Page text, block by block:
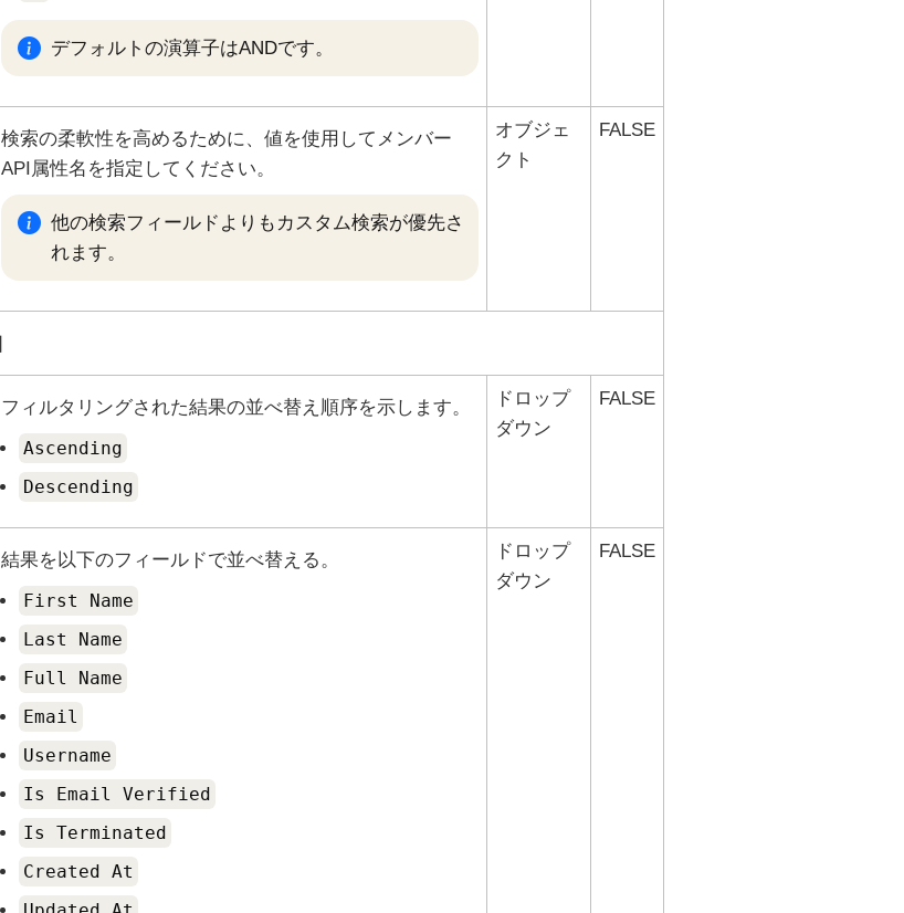
デフォルトの演算子はANDです。
検索の柔軟性を高めるために、値を使用してメンバー
API属性名を指定してください。
他の検索フィールドよりもカスタム検索が優先さ
れます。
オブジェ
クト
FALSE
フィルタリングされた結果の並べ替え順序を示します。
Ascending
Descending
ドロップ
ダウン
FALSE
結果を以下のフィールドで並べ替える。
First Name
Last Name
Full Name
Email
Username
Is Email Verified
Is Terminated
Created At
ドロップ
ダウン
FALSE